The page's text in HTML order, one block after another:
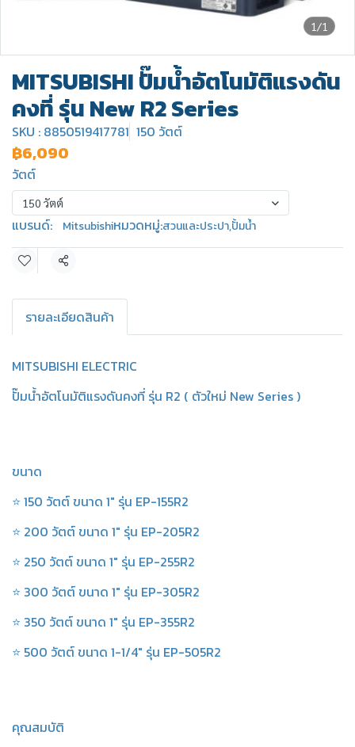
1/1
MITSUBISHI ปั๊มน้ำอัตโนมัติแรงดัน
คงที่ รุ่น New R2 Series
SKU : 8850519417781 150 วัตต์
฿6,090
วัตต์
150 วัตต์
แบรนด์: Mitsubishiหมวดหมู่:สวนและประปา,ปั้มน้ำ
แชร์
รายละเอียดสินค้า
MITSUBISHI ELECTRIC
ปั๊มน้ำอัตโนมัติแรงดันคงที่ รุ่น R2 ( ตัวใหม่ New Series )
ขนาด
⭐ 150 วัตต์ ขนาด 1" รุ่น EP-155R2
⭐ 200 วัตต์ ขนาด 1" รุ่น EP-205R2
⭐ 250 วัตต์ ขนาด 1" รุ่น EP-255R2
⭐ 300 วัตต์ ขนาด 1" รุ่น EP-305R2
⭐ 350 วัตต์ ขนาด 1" รุ่น EP-355R2
⭐ 500 วัตต์ ขนาด 1-1/4" รุ่น EP-505R2
คุณสมบัติ